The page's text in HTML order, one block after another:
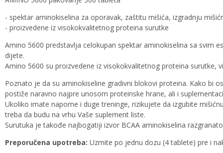
- spektar aminokiselina za oporavak, zaštitu mišića, izgradnju
- proizvedene iz visokokvalitetnog proteina surutke
Amino 5600 predstavlja celokupan spektar aminokiselina sa svim
dijete.
Amino 5600 su proizvedene iz visokokvalitetnog proteina
Poznato je da su aminokiseline gradivni blokovi proteina. Kako bi
postiže naravno najpre unosom proteinske hrane, ali i
Ukoliko imate naporne i duge treninge, rizikujete da izgubite
treba da budu na vrhu Vaše suplement liste.
Surutuka je takođe najbogatiji izvor BCAA aminokiselina
Preporučena upotreba: Uzmite po jednu dozu (4 tablete) pre i